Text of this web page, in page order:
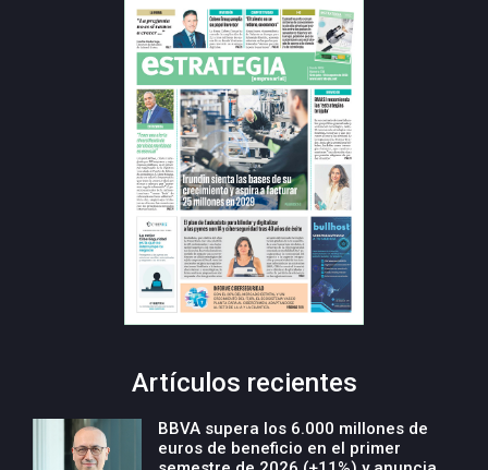
Artículos recientes
BBVA supera los 6.000 millones de
euros de beneficio en el primer